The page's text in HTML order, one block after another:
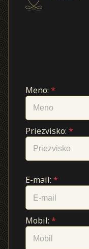
Meno:*
Priezvisko:*
E-mail:*
Mobil:*